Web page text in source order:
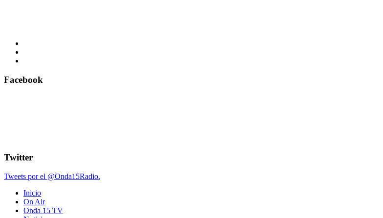
Facebook
Twitter
Tweets por el @Onda15Radio.
Inicio
On Air
Onda 15 TV